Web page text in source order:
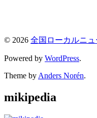
© 2026 全国ローカルニ
Powered by WordPress.
Theme by Anders Norén.
mikipedia